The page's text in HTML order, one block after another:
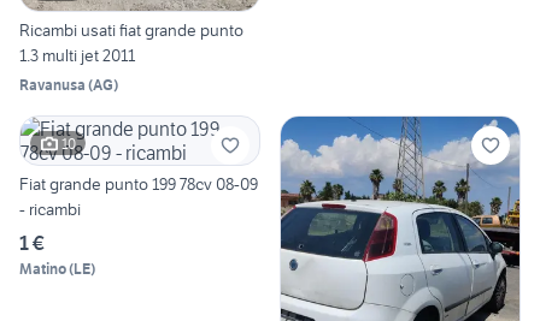
Ricambi usati fiat grande punto
1.3 multi jet 2011
Ravanusa (AG)
10
Fiat grande punto 199 78cv 08-09
- ricambi
1 €
Matino(LE)